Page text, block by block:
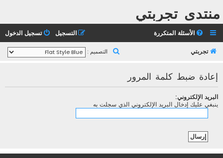
منتدى تجربتي
الأسئلة المتكررة تسجيل الدخول التسجيل
تجربتي التصميم :
إعادة ضبط كلمة المرور
البريد الإلكتروني:
ينبغي عليك إدخال البريد الإلكتروني الذي سجلت به